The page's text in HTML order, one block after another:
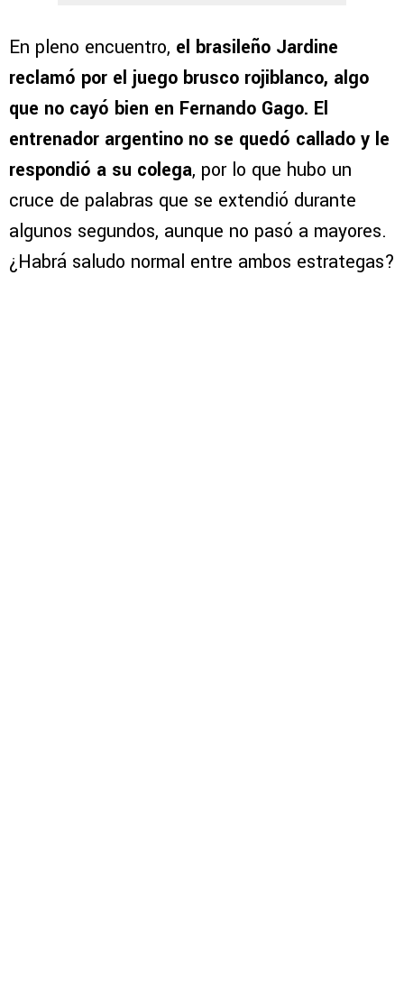
En pleno encuentro, el brasileño Jardine
reclamó por el juego brusco rojiblanco, algo
que no cayó bien en Fernando Gago. El
entrenador argentino no se quedó callado y le
respondió a su colega, por lo que hubo un
cruce de palabras que se extendió durante
algunos segundos, aunque no pasó a mayores.
¿Habrá saludo normal entre ambos estrategas?